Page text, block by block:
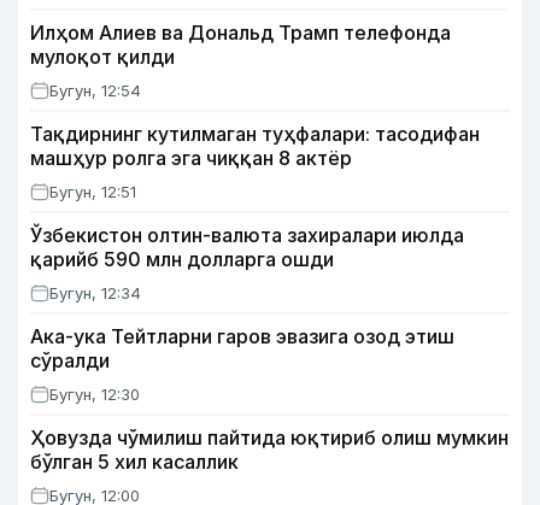
Илҳом Алиев ва Дональд Трамп телефонда
мулоқот қилди
Бугун, 12:54
Тақдирнинг кутилмаган туҳфалари: тасодифан
машҳур ролга эга чиққан 8 актёр
Бугун, 12:51
Ўзбекистон олтин-валюта захиралари июлда
қарийб 590 млн долларга ошди
Бугун, 12:34
Ака-ука Тейтларни гаров эвазига озод этиш
сўралди
Бугун, 12:30
Ҳовузда чўмилиш пайтида юқтириб олиш мумкин
бўлган 5 хил касаллик
Бугун, 12:00